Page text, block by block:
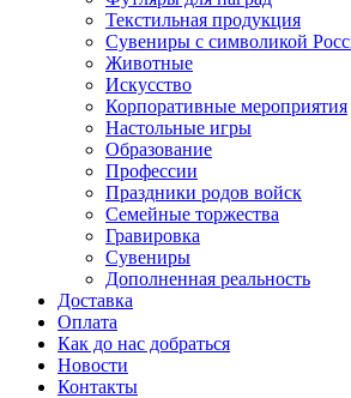
Текстильная продукция
Сувениры с символикой
Животные
Искусство
Корпоративные мероприятия
Настольные игры
Образование
Профессии
Праздники родов войск
Семейные торжества
Гравировка
Сувениры
Дополненная реальность
Доставка
Оплата
Как до нас добраться
Новости
Контакты